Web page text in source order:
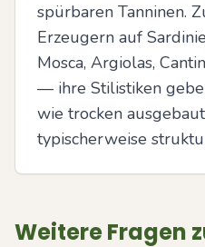
spürbaren Tanninen.
Erzeugern auf
Mosca, Argiolas,
— ihre Stilistiken
wie trocken
typischerweise
Weitere Fragen